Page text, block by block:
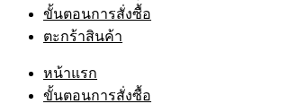
ขั้นตอนการสั่งซื้อ
ตะกร้าสินค้า
หน้าแรก
ขั้นตอนการสั่งซื้อ